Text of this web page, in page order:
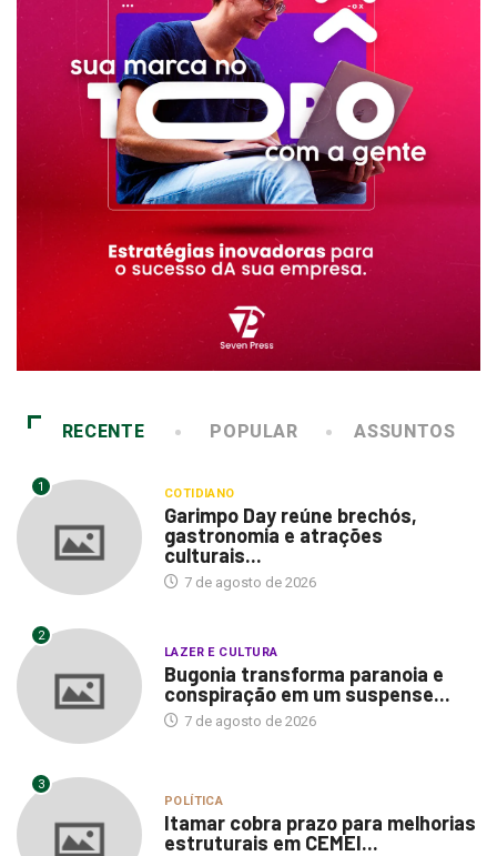
RECENTE POPULAR ASSUNTOS
1 COTIDIANO
Garimpo Day reúne brechós,
gastronomia e atrações
culturais...
7 de agosto de 2026
2
LAZER E CULTURA
Bugonia transforma paranoia e
conspiração em um suspense...
7 de agosto de 2026
3
POLÍTICA
Itamar cobra prazo para melhorias
estruturais em CEMEI...